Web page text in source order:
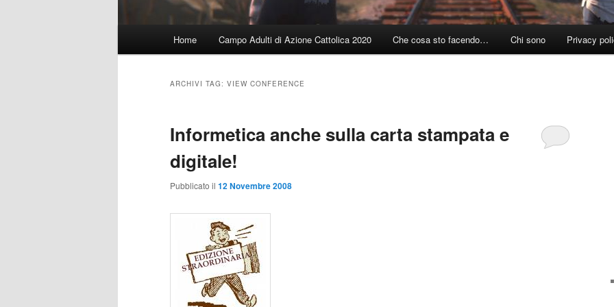
Home Campo Adulti di Azione Cattolica 2020 Che cosa sto facendo… Chi sono Privacy
ARCHIVI TAG: VIEW CONFERENCE
Informetica anche sulla carta stampata e
digitale!
Pubblicato il 12 Novembre 2008